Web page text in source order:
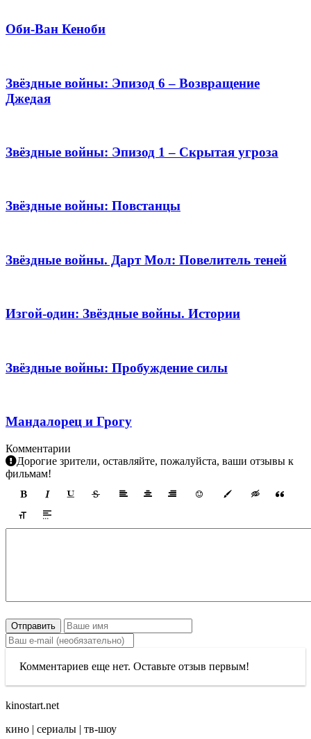
Оби-Ван Кеноби
Звёздные войны: Эпизод 6 – Возвращение
Джедая
Звёздные войны: Эпизод 1 – Скрытая угроза
Звёздные войны: Повстанцы
Звёздные войны. Дарт Мол: Повелитель теней
Изгой-один: Звёздные войны. Истории
Звёздные войны: Пробуждение силы
Мандалорец и Грогу
Комментарии
Дорогие зрители, оставляйте, пожалуйста, ваши отзывы к
фильмам!
Отправить
Комментариев еще нет. Оставьте отзыв первым!
kinostart.net
кино | сериалы | тв-шоу